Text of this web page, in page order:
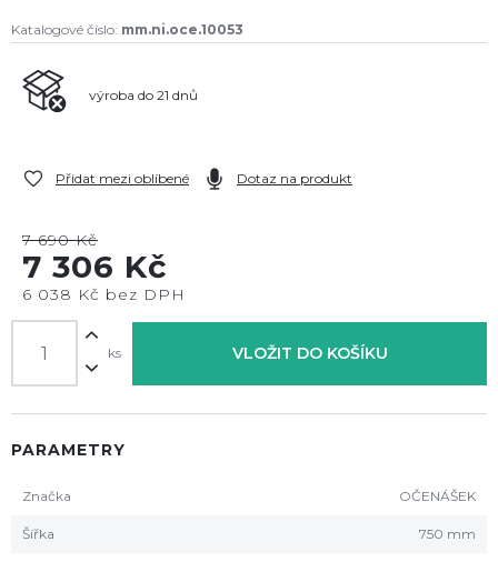
Katalogové číslo: mm.ni.oce.10053
výroba do 21 dnů
Přidat mezi oblíbené Dotaz na produkt
7 690 Kč
7 306 Kč
6 038 Kč bez DPH
ks VLOŽIT DO KOŠÍKU
PARAMETRY
Značka OČENÁŠEK
Šířka 750 mm